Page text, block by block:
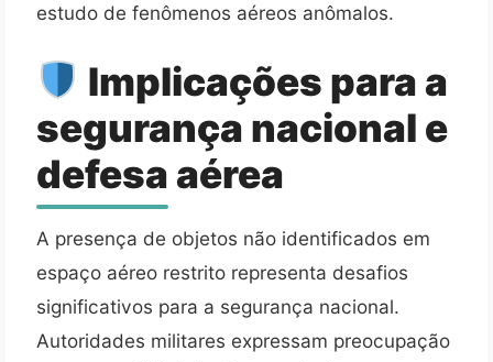
estudo de fenômenos aéreos anômalos.
Implicações para a
segurança nacional e
defesa aérea
A presença de objetos não identificados em
espaço aéreo restrito representa desafios
significativos para a segurança nacional.
Autoridades militares expressam preocupação